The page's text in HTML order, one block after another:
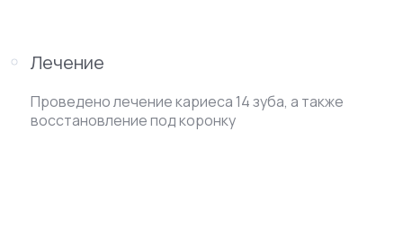
Лечение
Проведено лечение кариеса 14 зуба, а также
восстановление под коронку